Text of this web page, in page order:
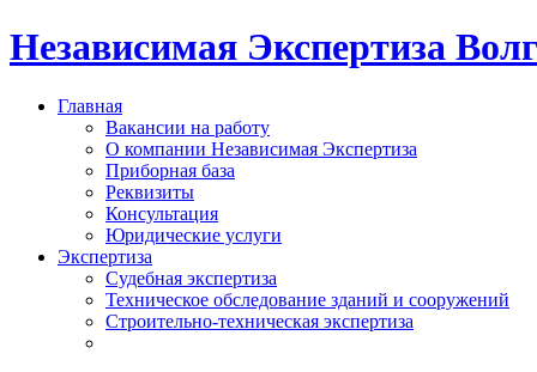
Независимая Экспертиза
Главная
Вакансии на работу
О компании Независимая Экспертиза
Приборная база
Реквизиты
Консультация
Юридические услуги
Экспертиза
Судебная экспертиза
Техническое обследование зданий и сооружений
Строительно-техническая экспертиза